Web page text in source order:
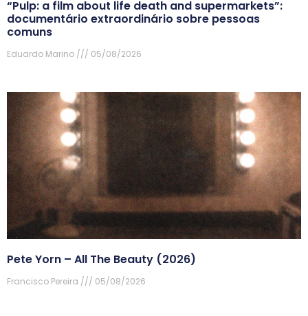
“Pulp: a film about life death and supermarkets”:
documentário extraordinário sobre pessoas
comuns
Eduardo Marino 05/08/2026
Pete Yorn – All The Beauty (2026)
Francisco Pereira 05/08/2026